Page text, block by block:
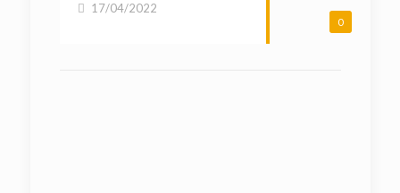
0
17/04/2022